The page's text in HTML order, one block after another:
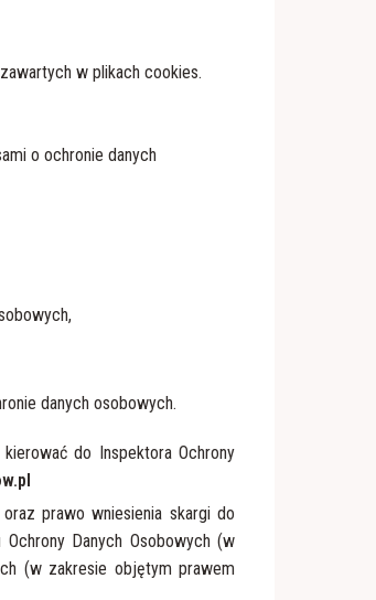
w plikach cookies.
o ochronie danych
danych osobowych.
do Inspektora Ochrony
prawo wniesienia skargi do
Danych Osobowych (w
(w zakresie objętym prawem